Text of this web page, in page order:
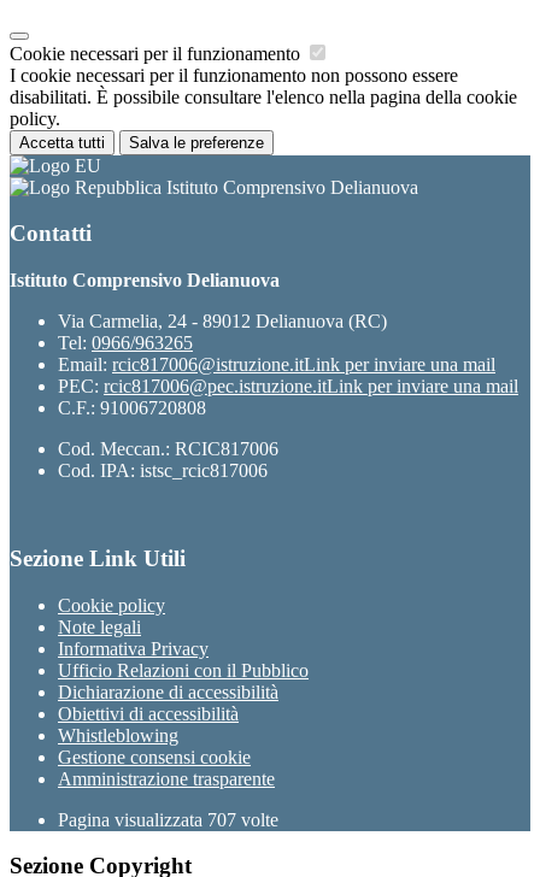
Cookie necessari per il funzionamento
I cookie necessari per il funzionamento non possono essere
disabilitati. È possibile consultare l'elenco nella pagina della cookie
policy.
Accetta tutti Salva le preferenze
Istituto Comprensivo Delianuova
Contatti
Istituto Comprensivo Delianuova
Via Carmelia, 24 - 89012 Delianuova (RC)
Tel: 0966/963265
Email: rcic817006@istruzione.itLink per inviare una mail
PEC: rcic817006@pec.istruzione.itLink per inviare una mail
C.F.: 91006720808
Cod. Meccan.: RCIC817006
Cod. IPA: istsc_rcic817006
Sezione Link Utili
Cookie policy
Note legali
Informativa Privacy
Ufficio Relazioni con il Pubblico
Dichiarazione di accessibilità
Obiettivi di accessibilità
Whistleblowing
Gestione consensi cookie
Amministrazione trasparente
Pagina visualizzata 707 volte
Sezione Copyright